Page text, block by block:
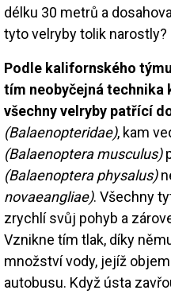
délku 30 metrů a
tyto velryby tolik narostly?
Podle kalifornského
tím neobyčejná technika
všechny velryby patřící
(Balaenopteridae), kam
(Balaenoptera musculus)
(Balaenoptera physalus)
novaeangliae). Všechny
zrychlí svůj pohyb a
Vznikne tím tlak, díky
množství vody, jejíž
autobusu. Když ústa